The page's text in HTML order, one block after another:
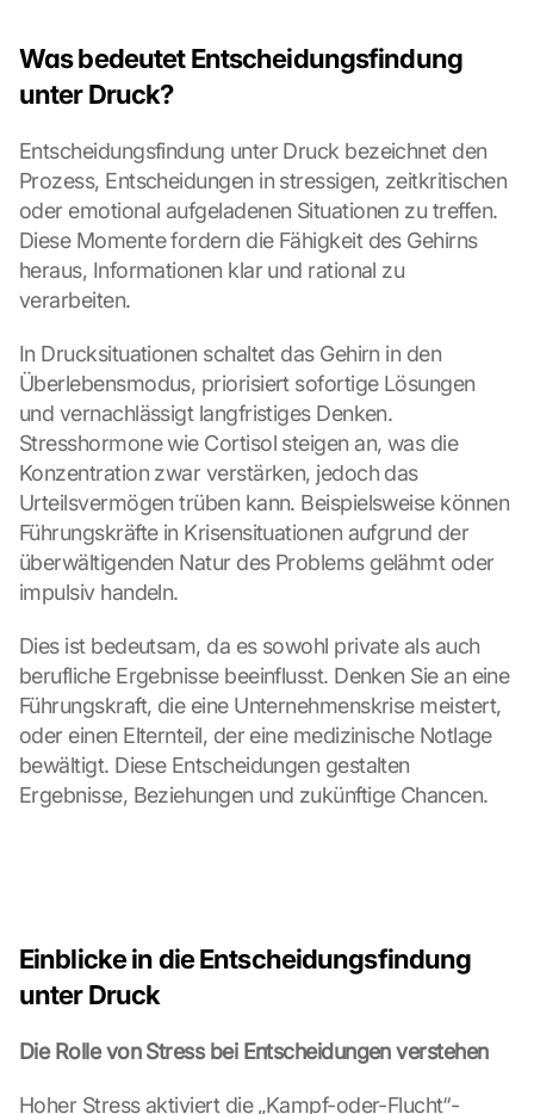
Was bedeutet Entscheidungsfindung
unter Druck?
Entscheidungsfindung unter Druck bezeichnet den
Prozess, Entscheidungen in stressigen, zeitkritischen
oder emotional aufgeladenen Situationen zu treffen.
Diese Momente fordern die Fähigkeit des Gehirns
heraus, Informationen klar und rational zu
verarbeiten.
In Drucksituationen schaltet das Gehirn in den
Überlebensmodus, priorisiert sofortige Lösungen
und vernachlässigt langfristiges Denken.
Stresshormone wie Cortisol steigen an, was die
Konzentration zwar verstärken, jedoch das
Urteilsvermögen trüben kann. Beispielsweise können
Führungskräfte in Krisensituationen aufgrund der
überwältigenden Natur des Problems gelähmt oder
impulsiv handeln.
Dies ist bedeutsam, da es sowohl private als auch
berufliche Ergebnisse beeinflusst. Denken Sie an eine
Führungskraft, die eine Unternehmenskrise meistert,
oder einen Elternteil, der eine medizinische Notlage
bewältigt. Diese Entscheidungen gestalten
Ergebnisse, Beziehungen und zukünftige Chancen.
Einblicke in die Entscheidungsfindung
unter Druck
Die Rolle von Stress bei Entscheidungen verstehen
Hoher Stress aktiviert die „Kampf-oder-Flucht“-
G
o
p
s
-
a